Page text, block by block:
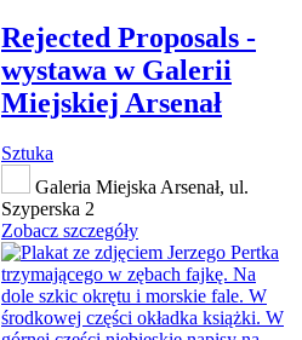
Rejected Proposals -
wystawa w Galerii
Miejskiej Arsenał
Sztuka
Galeria Miejska Arsenał, ul.
Szyperska 2
Zobacz szczegóły